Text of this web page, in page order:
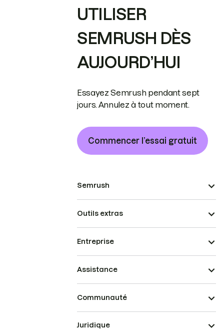
UTILISER
SEMRUSH DÈS
AUJOURD’HUI
Essayez Semrush pendant sept
jours. Annulez à tout moment.
Commencer l’essai gratuit
Semrush
Outils extras
Entreprise
Assistance
Communauté
Juridique